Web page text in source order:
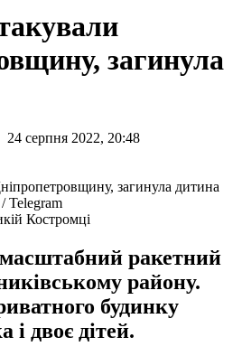
загинула
24 серпня 2022, 20:48
Telegram
Костромці
ракетний
району.
будинку
і двоє дітей.